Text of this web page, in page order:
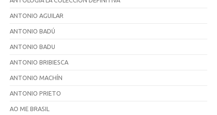
ANTONIO AGUILAR
ANTONIO BADÚ
ANTONIO BADU
ANTONIO BRIBIESCA
ANTONIO MACHÍN
ANTONIO PRIETO
AO ME BRASIL